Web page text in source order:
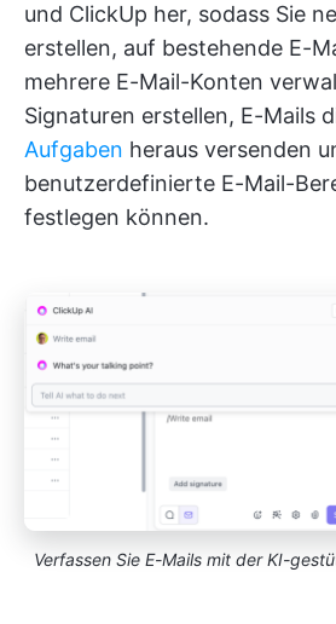
und ClickUp her, sodass Sie
erstellen, auf bestehende E-
mehrere E-Mail-Konten
Signaturen erstellen, E-Mails
Aufgaben heraus versenden
benutzerdefinierte E-Mail-
festlegen können.
Verfassen Sie E-Mails mit der KI-